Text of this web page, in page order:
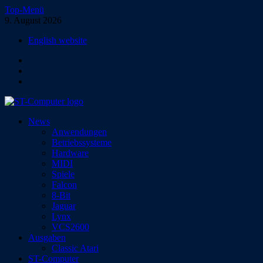
Zum
Inhalt
Top-Menü
9. August 2026
English website
ST-Computer
Das Magazin für Atari-Computer und -Konsolen
News
Anwendungen
Betriebssysteme
Hardware
MIDI
Spiele
Falcon
8-Bit
Jaguar
Lynx
VCS2600
Ausgaben
Classic Atari
ST-Computer